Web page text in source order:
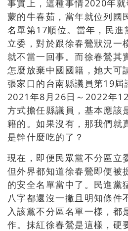
事實上，這種事情2020年
蒙的牛春茹，當年就位列國
名單第17順位。當年，民進
立委，對於跟徐春鶯狀況一
就不當一回事。而徐春鶯其
怎麼放棄中國國籍，她大可
張家口的台南縣議員第19屆
2021 年8 月 26日～ 2022年12
方式擔任縣議員，基本應該
籍的。如果沒有，那我們就
是幹什麼吃的了？
現在，即便民眾黨不分區立
但外界都知道徐春鶯即便被
的安全名單當中了。民進黨
八字都還沒一撇且明知條件
入該黨不分區名單一樣，都
作。抹紅徐春鶯是這樣，硬